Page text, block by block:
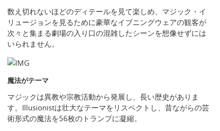
数え切れないほどのディテールを見て楽しめ、マジック・イ
リュージョンを見るために豪華なイブニングウェアの観客が
次々と集まる劇場の入り口の混雑したシーンを想像せずには
いられません。
魔法がテーマ
マジックは異教や宗教活動から発展し、長い歴史がありま
す。Illusionistは壮大なテーマをリスペクトし、昔ながらの芸
術形式の魔法を56枚のトランプに凝縮。